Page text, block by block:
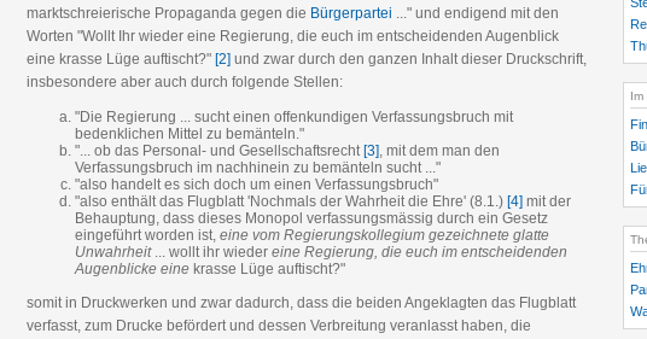
marktschreierische Propaganda gegen die Bürgerpartei ..." und endigend mit den
Worten "Wollt Ihr wieder eine Regierung, die euch im entscheidenden Augenblick
eine krasse Lüge auftischt?" [2] und zwar durch den ganzen Inhalt dieser Druckschrift,
insbesondere aber auch durch folgende Stellen:
"Die Regierung ... sucht einen offenkundigen Verfassungsbruch mit
bedenklichen Mittel zu bemänteln."
"... ob das Personal- und Gesellschaftsrecht [3], mit dem man den
Verfassungsbruch im nachhinein zu bemänteln sucht ..."
"also handelt es sich doch um einen Verfassungsbruch"
"also enthält das Flugblatt 'Nochmals der Wahrheit die Ehre' (8.1.) [4] mit der
Behauptung, dass dieses Monopol verfassungsmässig durch ein Gesetz
eingeführt worden ist, eine vom Regierungskollegium gezeichnete glatte
Unwahrheit... wollt ihr wieder eine Regierung, die euch im entscheidenden
Augenblicke eine krasse Lüge auftischt?"
somit in Druckwerken und zwar dadurch, dass die beiden Angeklagten das Flugblatt
verfasst, zum Drucke befördert und dessen Verbreitung veranlasst haben, die
Im